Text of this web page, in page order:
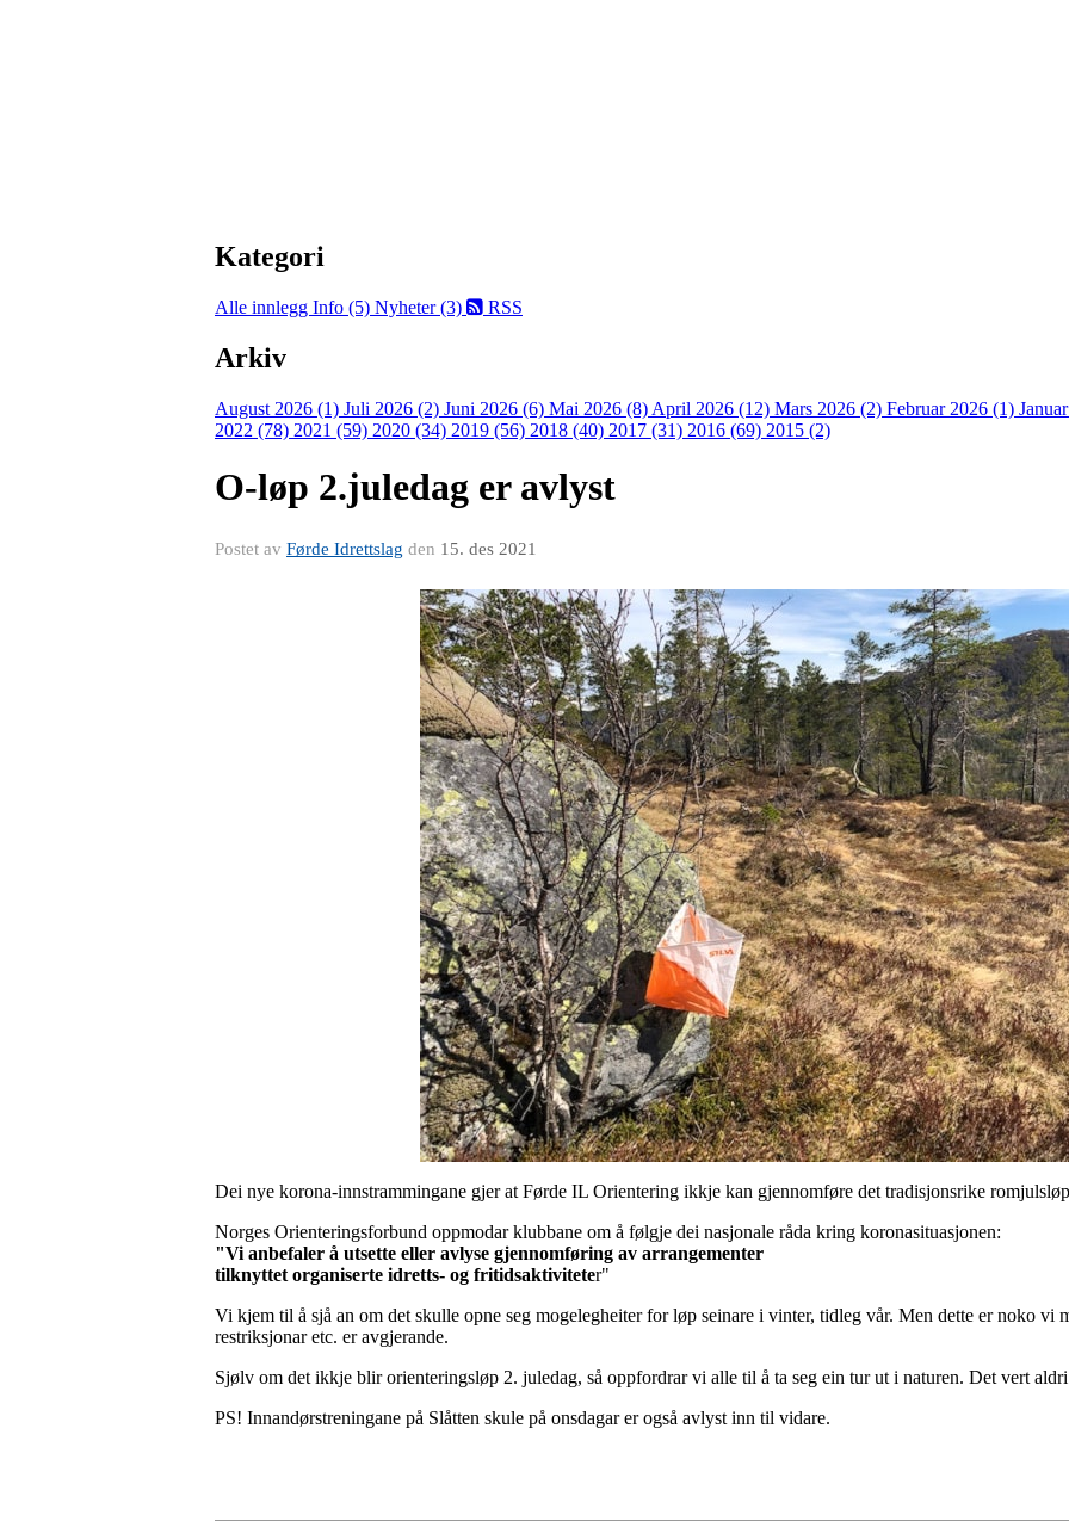
Kategori
Alle innlegg Info (5) Nyheter (3) RSS
Arkiv
August 2026 (1) Juli 2026 (2) Juni 2026 (6) Mai 2026 (8) April 2026 (12) Mars 2026 (2) Februar 2026 (1)
2022 (78) 2021 (59) 2020 (34) 2019 (56) 2018 (40) 2017 (31) 2016 (69) 2015 (2)
O-løp 2.juledag er avlyst
Postet av Førde Idrettslag den 15. des 2021
Dei nye korona-innstrammingane gjer at Førde IL Orientering ikkje kan gjennomføre det tradisjonsrike
Norges Orienteringsforbund oppmodar klubbane om å følgje dei nasjonale råda kring koronasituasjonen:
"Vi anbefaler å utsette eller avlyse gjennomføring av arrangementer
tilknyttet organiserte idretts- og fritidsaktiviteter"
Vi kjem til å sjå an om det skulle opne seg mogelegheiter for løp seinare i vinter, tidleg vår. Men dette er noko vi
restriksjonar etc. er avgjerande.
Sjølv om det ikkje blir orienteringsløp 2. juledag, så oppfordrar vi alle til å ta seg ein tur ut i naturen. Det vert
PS! Innandørstreningane på Slåtten skule på onsdagar er også avlyst inn til vidare.